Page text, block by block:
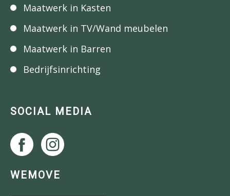
Maatwerk in Kasten
Maatwerk in TV/Wand meubelen
Maatwerk in Barren
Bedrijfsinrichting
SOCIAL MEDIA
WEMOVE